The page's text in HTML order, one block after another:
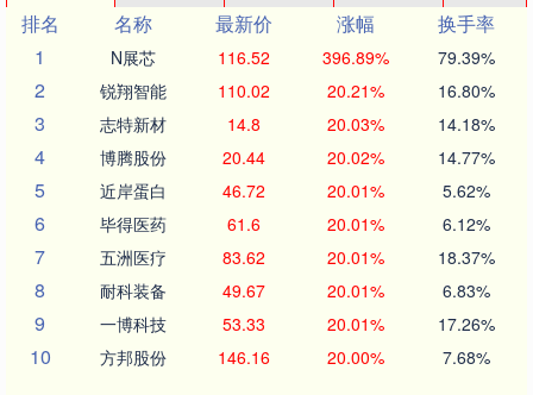
排名
名称 最新价 涨幅
换手率
1
N展芯 116.52 396.89% 79.39%
2 锐翔智能 110.02 20.21% 16.80%
3 志特新材 14.8 20.03% 14.18%
4 博腾股份 20.44 20.02% 14.77%
5 近岸蛋白 46.72 20.01% 5.62%
6 毕得医药 61.6 20.01% 6.12%
7 五洲医疗 83.62 20.01% 18.37%
8 耐科装备 49.67 20.01% 6.83%
9 一博科技 53.33 20.01% 17.26%
10 方邦股份 146.16 20.00% 7.68%